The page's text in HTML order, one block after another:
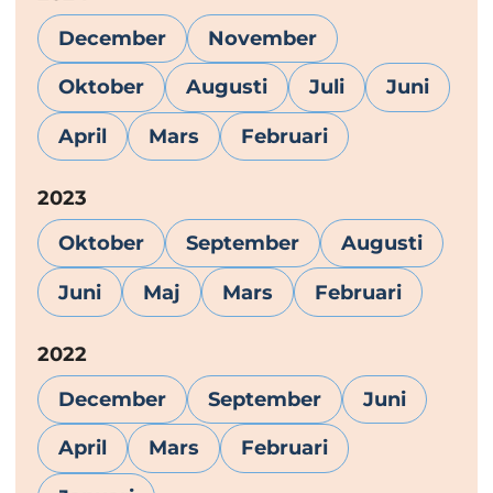
December
November
Oktober Augusti Juli Juni
April Mars Februari
År:
2023
Oktober
September Augusti
Juni Maj Mars Februari
År:
2022
December
September Juni
April Mars Februari